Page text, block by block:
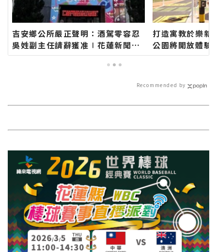
吉安鄉公所嚴正聲明：酒駕零容忍
吳姓副主任請辭獲准∣花蓮新聞網
官方網站各類新聞－最快速的今日
新聞報導 最新的在地資訊！
打造寓教於樂新
公園將開放體
網站各類新聞－
Recommended by